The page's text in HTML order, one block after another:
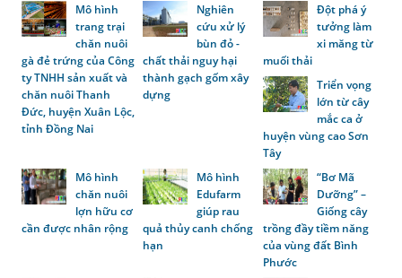
Mô hình
trang trại
chăn nuôi
gà đẻ trứng của Công
ty TNHH sản xuất và
chăn nuôi Thanh
Đức, huyện Xuân Lộc,
tỉnh Đồng Nai
Nghiên
cứu xử lý
bùn đỏ -
chất thải nguy hại
thành gạch gốm xây
dựng
Đột phá ý
tưởng làm
xi măng từ
muối thải
Triển vọng
lớn từ cây
mắc ca ở
huyện vùng cao Sơn
Tây
Mô hình
chăn nuôi
lợn hữu cơ
cần được nhân rộng
Mô hình
Edufarm
giúp rau
quả thủy canh chống
hạn
“Bơ Mã
Dưỡng” –
Giống cây
trồng đầy tiềm năng
của vùng đất Bình
Phước